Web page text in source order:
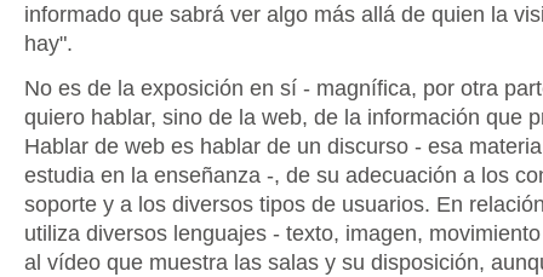
informado que sabrá ver algo más allá de quien la
hay".
No es de la exposición en sí - magnífica, por otra
quiero hablar, sino de la web, de la información que
Hablar de web es hablar de un discurso - esa
estudia en la enseñanza -, de su adecuación a los
soporte y a los diversos tipos de usuarios. En
utiliza diversos lenguajes - texto, imagen,
al vídeo que muestra las salas y su disposición,